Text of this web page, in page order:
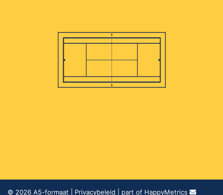
© 2026 A5-formaat Privacybeleid | part of HappyMetrics